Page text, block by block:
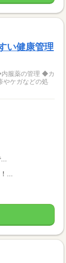
い健康管理
ケガなどの処
...